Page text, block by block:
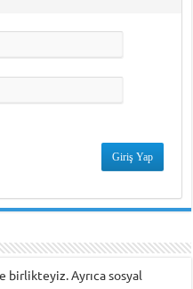
birlikteyiz. Ayrıca sosyal